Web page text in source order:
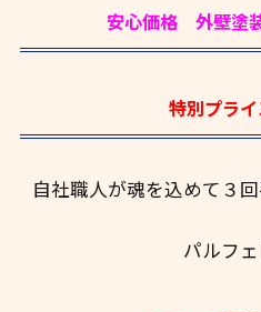
安心価格 外壁塗
特別プライ
自社職人が魂を込めて３
パルフ